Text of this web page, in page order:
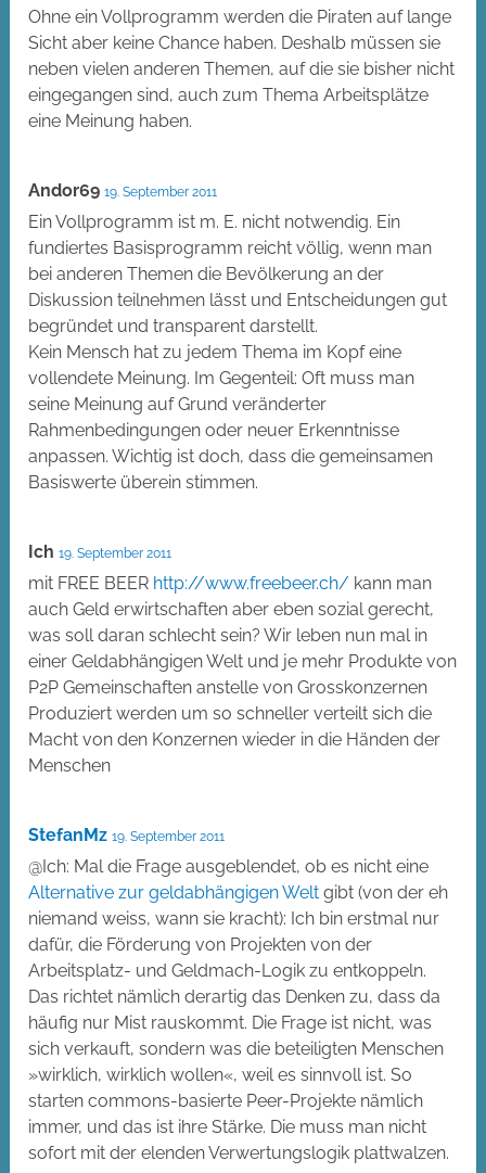
Ohne ein Vollprogramm werden die Piraten auf lange
Sicht aber keine Chance haben. Deshalb müssen sie
neben vielen anderen Themen, auf die sie bisher nicht
eingegangen sind, auch zum Thema Arbeitsplätze
eine Meinung haben.
Andor69 19. September 2011
Ein Vollprogramm ist m. E. nicht notwendig. Ein
fundiertes Basisprogramm reicht völlig, wenn man
bei anderen Themen die Bevölkerung an der
Diskussion teilnehmen lässt und Entscheidungen gut
begründet und transparent darstellt.
Kein Mensch hat zu jedem Thema im Kopf eine
vollendete Meinung. Im Gegenteil: Oft muss man
seine Meinung auf Grund veränderter
Rahmenbedingungen oder neuer Erkenntnisse
anpassen. Wichtig ist doch, dass die gemeinsamen
Basiswerte überein stimmen.
Ich 19. September 2011
mit FREE BEER http://www.freebeer.ch/ kann man
auch Geld erwirtschaften aber eben sozial gerecht,
was soll daran schlecht sein? Wir leben nun mal in
einer Geldabhängigen Welt und je mehr Produkte von
P2P Gemeinschaften anstelle von Grosskonzernen
Produziert werden um so schneller verteilt sich die
Macht von den Konzernen wieder in die Händen der
Menschen
StefanMz 19. September 2011
@Ich: Mal die Frage ausgeblendet, ob es nicht eine
Alternative zur geldabhängigen Welt gibt (von der eh
niemand weiss, wann sie kracht): Ich bin erstmal nur
dafür, die Förderung von Projekten von der
Arbeitsplatz- und Geldmach-Logik zu entkoppeln.
Das richtet nämlich derartig das Denken zu, dass da
häufig nur Mist rauskommt. Die Frage ist nicht, was
sich verkauft, sondern was die beteiligten Menschen
»wirklich, wirklich wollen«, weil es sinnvoll ist. So
starten commons-basierte Peer-Projekte nämlich
immer, und das ist ihre Stärke. Die muss man nicht
sofort mit der elenden Verwertungslogik plattwalzen.